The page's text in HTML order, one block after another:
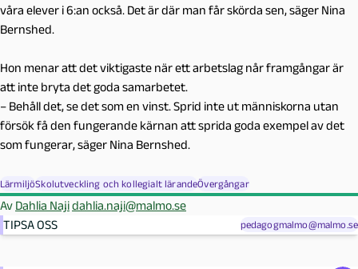
våra elever i 6:an också. Det är där man får skörda sen, säger Nina
Bernshed.
Hon menar att det viktigaste när ett arbetslag når framgångar är
att inte bryta det goda samarbetet.
– Behåll det, se det som en vinst. Sprid inte ut människorna utan
försök få den fungerande kärnan att sprida goda exempel av det
som fungerar, säger Nina Bernshed.
LärmiljöSkolutveckling och kollegialt lärandeÖvergångar
Av Dahlia Najidahlia.naji@malmo.se
TIPSA OSS
pedagogmalmo@malmo.se